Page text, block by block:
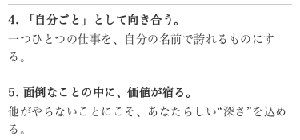
4. 「自分ごと」として向き合う。
一つひとつの仕事を、自分の名前で誇れるものにす
る。
5. 面倒なことの中に、価値が宿る。
他がやらないことにこそ、あなたらしい“深さ”を込め
る。